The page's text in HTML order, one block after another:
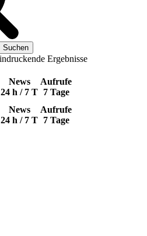
Ergebnisse
News
24 h / 7 T
Aufrufe
7 Tage
News
24 h / 7 T
Aufrufe
7 Tage